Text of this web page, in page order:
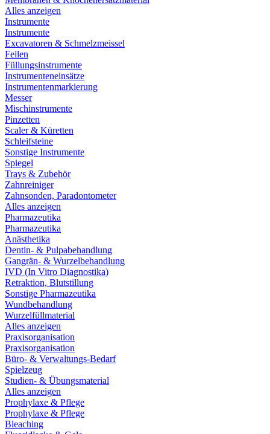
Alles anzeigen
Instrumente
Instrumente
Excavatoren & Schmelzmeissel
Feilen
Füllungsinstrumente
Instrumenteneinsätze
Instrumentenmarkierung
Messer
Mischinstrumente
Pinzetten
Scaler & Küretten
Schleifsteine
Sonstige Instrumente
Spiegel
Trays & Zubehör
Zahnreiniger
Zahnsonden, Paradontometer
Alles anzeigen
Pharmazeutika
Pharmazeutika
Anästhetika
Dentin- & Pulpabehandlung
Gangrän- & Wurzelbehandlung
IVD (In Vitro Diagnostika)
Retraktion, Blutstillung
Sonstige Pharmazeutika
Wundbehandlung
Wurzelfüllmaterial
Alles anzeigen
Praxisorganisation
Praxisorganisation
Büro- & Verwaltungs-Bedarf
Spielzeug
Studien- & Übungsmaterial
Alles anzeigen
Prophylaxe & Pflege
Prophylaxe & Pflege
Bleaching